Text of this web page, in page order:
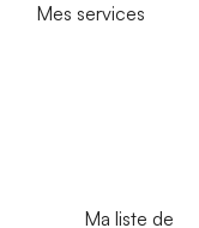
Mes services
Ma liste de